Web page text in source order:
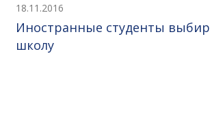
18.11.2016
Иностранные студенты
школу